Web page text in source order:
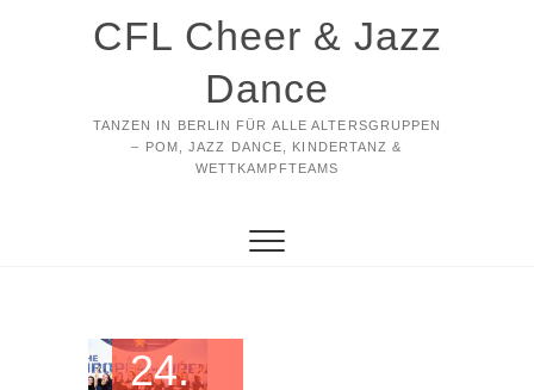
CFL Cheer & Jazz
Dance
TANZEN IN BERLIN FÜR ALLE ALTERSGRUPPEN
– POM, JAZZ DANCE, KINDERTANZ &
WETTKAMPFTEAMS
24.